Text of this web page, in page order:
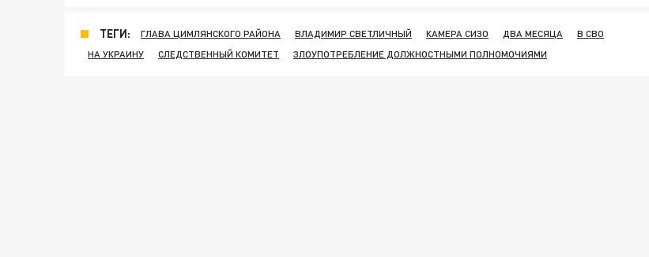
ТЕГИ: ГЛАВА ЦИМЛЯНСКОГО РАЙОНА ВЛАДИМИР СВЕТЛИЧНЫЙ КАМЕРА СИЗО ДВА МЕСЯЦА
В СВО
НА УКРАИНУ
СЛЕДСТВЕННЫЙ КОМИТЕТ ЗЛОУПОТРЕБЛЕНИЕ ДОЛЖНОСТНЫМИ ПОЛНОМОЧИЯМИ